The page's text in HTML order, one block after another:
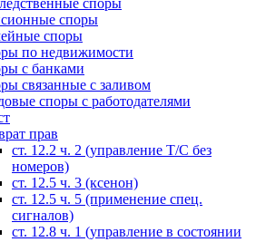
споры
споры
споры
по недвижимости
с банками
связанные с заливом
споры с работодателями
прав
ст. 12.2 ч. 2 (управление Т/С без
номеров)
ст. 12.5 ч. 3 (ксенон)
ст. 12.5 ч. 5 (применение спец.
сигналов)
cт. 12.8 ч. 1 (управление в состоянии